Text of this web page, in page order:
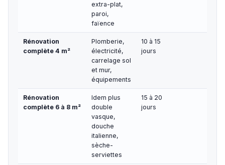
extra-plat,
paroi,
faïence
Rénovation
complète 4 m²
Plomberie,
électricité,
carrelage sol
et mur,
équipements
10 à 15
jours
Rénovation
complète 6 à 8 m²
Idem plus
double
vasque,
douche
italienne,
sèche-
serviettes
15 à 20
jours